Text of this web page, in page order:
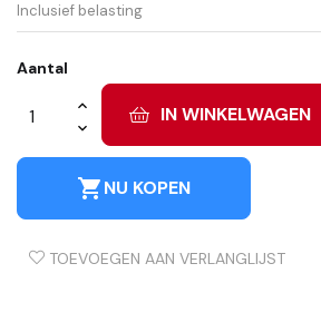
Inclusief belasting
Aantal
IN WINKELWAGEN
shopping_cartNU KOPEN
TOEVOEGEN AAN VERLANGLIJST